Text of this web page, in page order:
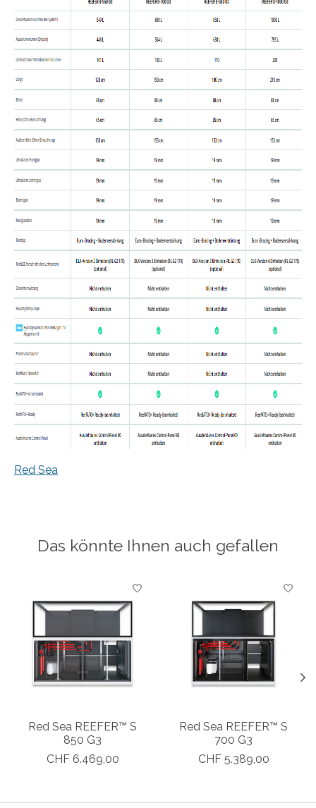
Red Sea
Das könnte Ihnen auch gefallen
Produkt-Karussell-Artikel
Red Sea REEFER™ S
850 G3
CHF 6.469,00
Red Sea REEFER™ S
700 G3
CHF 5.389,00